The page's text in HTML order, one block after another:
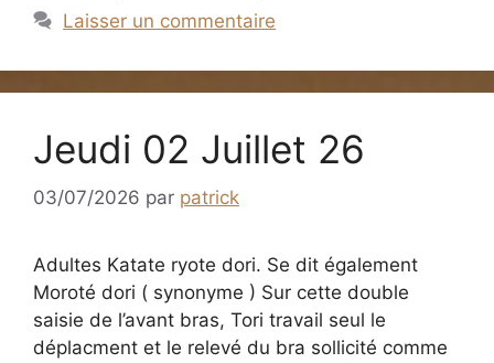
Laisser un commentaire
Jeudi 02 Juillet 26
03/07/2026 par patrick
Adultes Katate ryote dori. Se dit également
Moroté dori ( synonyme ) Sur cette double
saisie de l’avant bras, Tori travail seul le
déplacment et le relevé du bra sollicité comme